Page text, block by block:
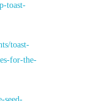
toast-
toast-
for-the-